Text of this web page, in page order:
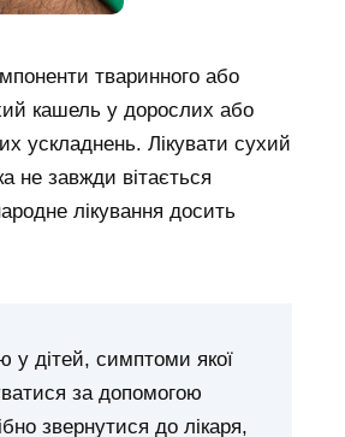
тваринного або
кашель у дорослих або
ускладнень. Лікувати сухий
не завжди вітається
лікування досить
у дітей, симптоми якої
за допомогою
звернутися до лікаря,